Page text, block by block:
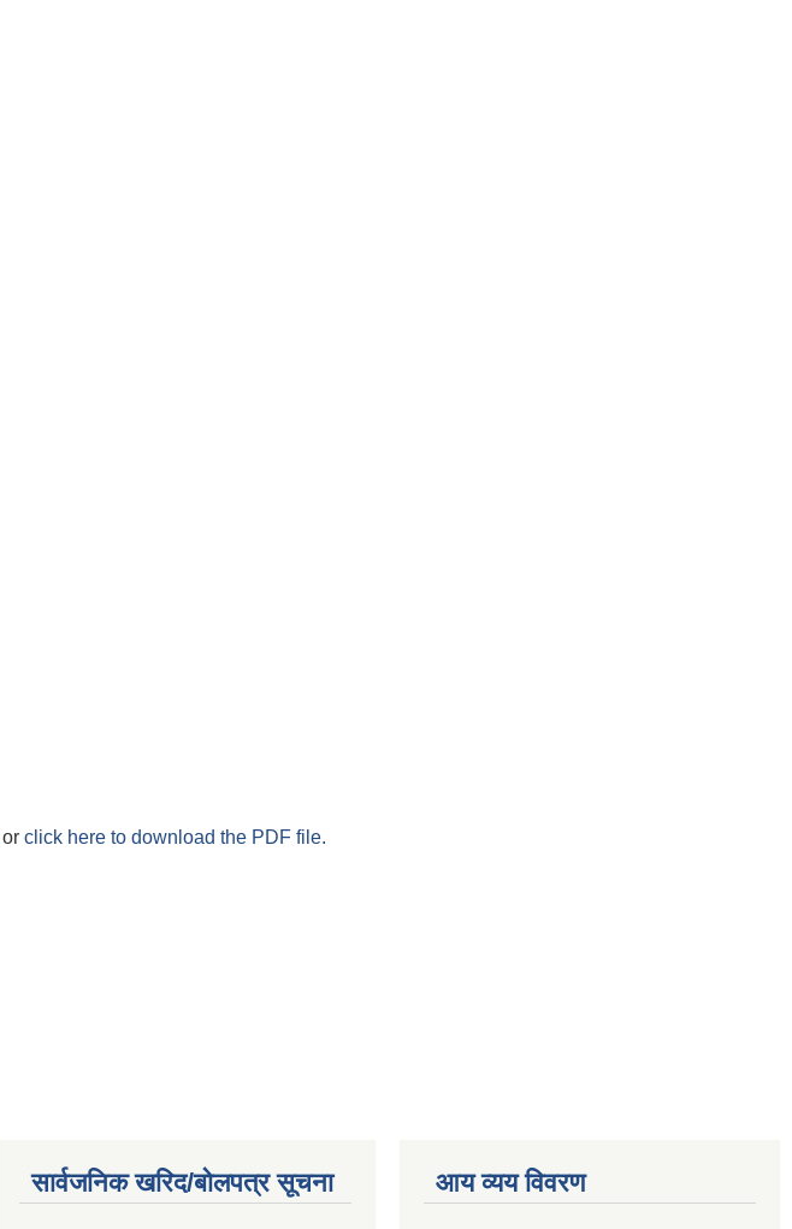
or click here to download the PDF file.
सार्वजनिक खरिद/बोलपत्र सूचना आय व्यय विवरण